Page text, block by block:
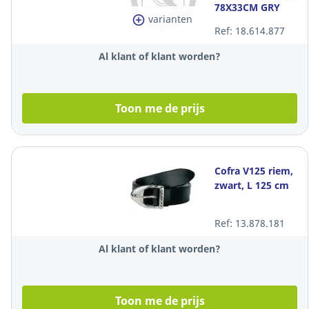
varianten
78X33CM GRY
Ref: 18.614.877
Al klant of klant worden?
Toon me de prijs
Cofra V125 riem,
zwart, L 125 cm
Ref: 13.878.181
Al klant of klant worden?
Toon me de prijs